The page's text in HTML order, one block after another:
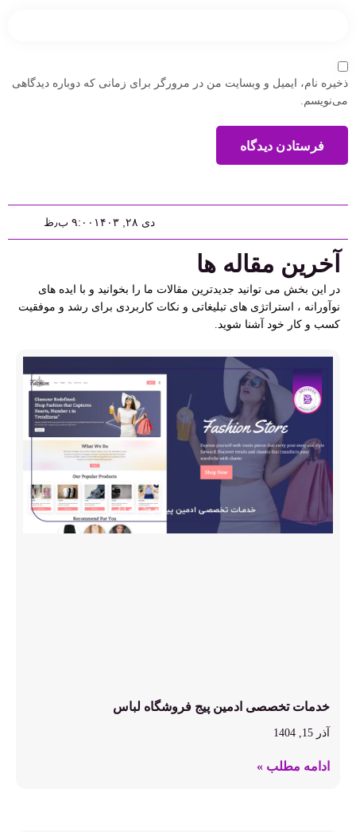
ذخیره نام، ایمیل و وبسایت من در مرورگر برای زمانی که دوباره دیدگاهی
می‌نویسم.
فرستادن دیدگاه
دی ۲۸, ۱۴۰۳ ۹:۰۰ ب٫ظ
آخرین مقاله ها
در این بخش می توانید جدیدترین مقالات ما را بخوانید و با ایده های
نوآورانه ، استراتژی های تبلیغاتی و نکات کاربردی برای رشد و موفقیت
کسب و کار خود آشنا شوید.
خدمات تخصصی ادمین پیج فروشگاه لباس
آذر 15, 1404
ادامه مطلب »